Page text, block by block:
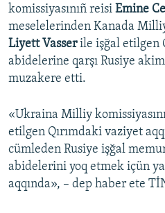
komissiyasınıñ reisi Emine
meselelerinden Kanada
Liyett Vasserile işğal etilgen
abidelerine qarşı Rusiye
muzakere etti.
«Ukraina Milliy
etilgen Qırımdaki vaziyet
cümleden Rusiye işğal
abidelerini yoq etmek içün
aqqında», – dep haber ete